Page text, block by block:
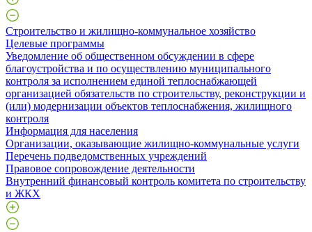
Строительство и жилищно-коммунальное хозяйство
Целевые программы
Уведомление об общественном обсуждении в сфере
благоустройства и по осуществлению муниципального
контроля за исполнением единой теплоснабжающей
организацией обязательств по строительству, реконструкции и
(или) модернизации объектов теплоснабжения, жилищного
контроля
Информация для населения
Организации, оказывающие жилищно-коммунальные услуги
Перечень подведомственных учреждений
Правовое сопровождение деятельности
Внутренний финансовый контроль комитета по строительству
и ЖКХ